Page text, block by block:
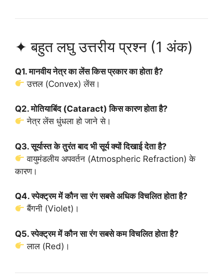
✦ बहुत लघु उत्तरीय प्रश्न (1 अंक)
Q1. मानवीय नेत्र का लेंस किस प्रकार का होता है?
उत्तल (Convex) लेंस।
Q2. मोतियाबिंद (Cataract) किस कारण होता है?
नेत्र लेंस धुंधला हो जाने से।
Q3. सूर्यास्त के तुरंत बाद भी सूर्य क्यों दिखाई देता है?
वायुमंडलीय अपवर्तन (Atmospheric Refraction) के
कारण।
Q4. स्पेक्ट्रम में कौन सा रंग सबसे अधिक विचलित होता है?
बैंगनी (Violet)।
Q5. स्पेक्ट्रम में कौन सा रंग सबसे कम विचलित होता है?
लाल (Red)।